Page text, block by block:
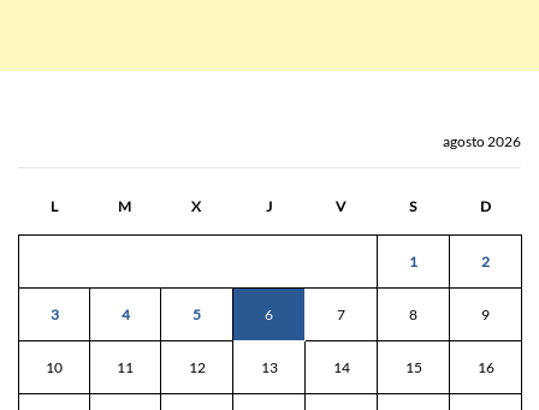
agosto 2026
L M X J V S D
1 2
3 4 5 6 7 8 9
10 11 12 13 14 15 16